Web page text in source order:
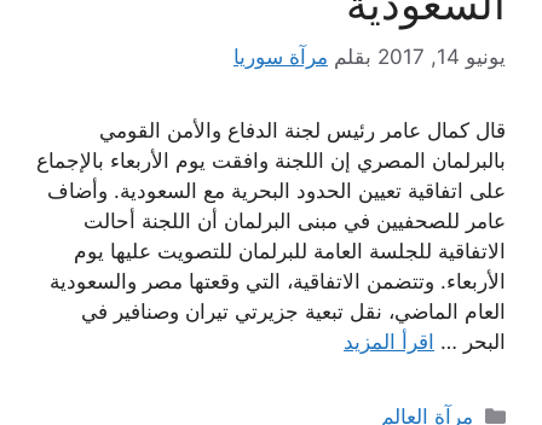
يونيو 14, 2017 بقلم مرآة سوريا
قال كمال عامر رئيس لجنة الدفاع والأمن القومي
بالبرلمان المصري إن اللجنة وافقت يوم الأربعاء بالإجماع
على اتفاقية تعيين الحدود البحرية مع السعودية. وأضاف
عامر للصحفيين في مبنى البرلمان أن اللجنة أحالت
‬الأربعاء. وتتضمن الاتفاقية، التي وقعتها مصر والسعودية
العام الماضي، نقل تبعية جزيرتي تيران وصنافير في
البحر … اقرأ المزيد
التصنيفات
مرآة العالم